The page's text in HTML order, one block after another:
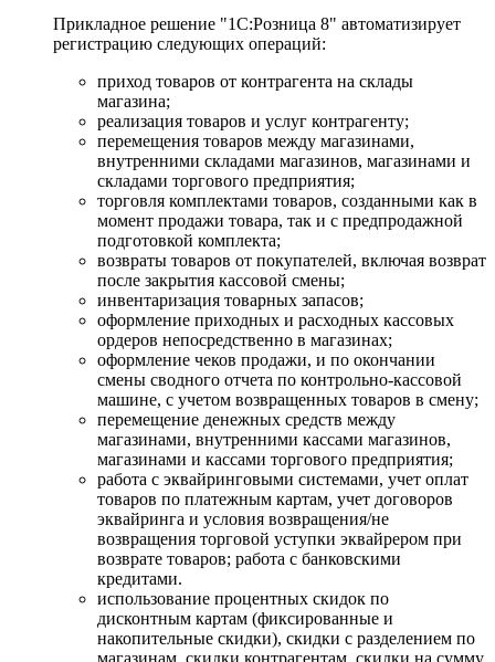
Прикладное решение "1С:Розница 8" автоматизирует
регистрацию следующих операций:
приход товаров от контрагента на склады
магазина;
реализация товаров и услуг контрагенту;
перемещения товаров между магазинами,
внутренними складами магазинов, магазинами и
складами торгового предприятия;
торговля комплектами товаров, созданными как в
момент продажи товара, так и с предпродажной
подготовкой комплекта;
возвраты товаров от покупателей, включая возврат
после закрытия кассовой смены;
инвентаризация товарных запасов;
оформление приходных и расходных кассовых
ордеров непосредственно в магазинах;
оформление чеков продажи, и по окончании
смены сводного отчета по контрольно-кассовой
машине, с учетом возвращенных товаров в смену;
перемещение денежных средств между
магазинами, внутренними кассами магазинов,
магазинами и кассами торгового предприятия;
работа с эквайринговыми системами, учет оплат
товаров по платежным картам, учет договоров
эквайринга и условия возвращения/не
возвращения торговой уступки эквайрером при
возврате товаров; работа с банковскими
кредитами.
использование процентных скидок по
дисконтным картам (фиксированные и
накопительные скидки), скидки с разделением по
магазинам, скидки контрагентам, скидки на сумму